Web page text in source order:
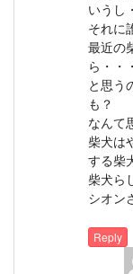
いうし
それに
最近の
ら・・
と思う
も？
なんて
柴犬は
する柴
柴犬ら
シオン
Reply